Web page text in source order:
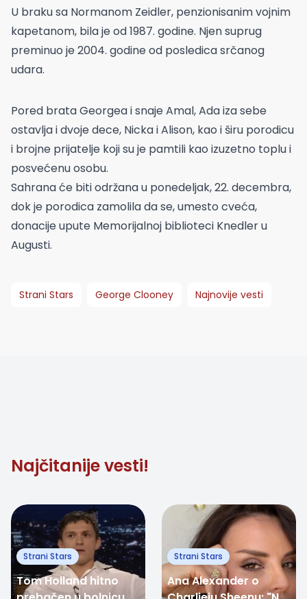
U braku sa Normanom Zeidler, penzionisanim vojnim
kapetanom, bila je od 1987. godine. Njen suprug
preminuo je 2004. godine od posledica srčanog
udara.
Pored brata Georgea i snaje Amal, Ada iza sebe
ostavlja i dvoje dece, Nicka i Alison, kao i širu porodicu
i brojne prijatelje koji su je pamtili kao izuzetno toplu i
posvećenu osobu.
Sahrana će biti održana u ponedeljak, 22. decembra,
dok je porodica zamolila da se, umesto cveća,
donacije upute Memorijalnoj biblioteci Knedler u
Augusti.
Strani Stars George Clooney Najnovije vesti
Najčitanije vesti!
Strani Stars
Tom Holland hitno
Strani Stars
Ana Alexander o